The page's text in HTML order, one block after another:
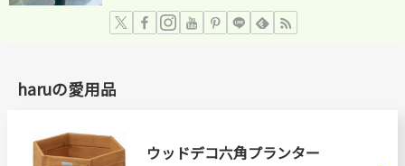
haruの愛用品
ウッドデコ六角プランター